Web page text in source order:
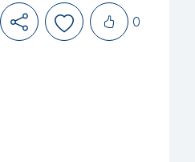
Likes
0